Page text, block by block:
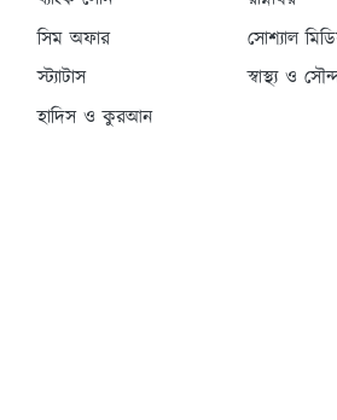
সিম অফার
সোশ্যাল
স্ট্যাটাস
স্বাস্থ্য ও
হাদিস ও কুরআন